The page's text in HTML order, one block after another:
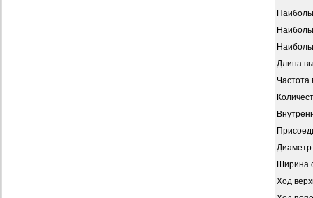
Длина
Диаметр
Ширина
Ход